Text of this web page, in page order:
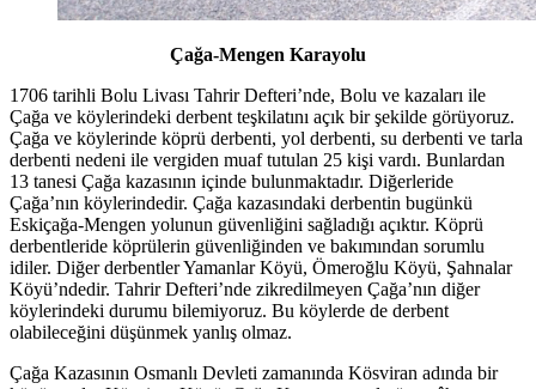
Çağa-Mengen Karayolu
1706 tarihli Bolu Livası Tahrir Defteri’nde, Bolu ve kazaları ile
Çağa ve köylerindeki derbent teşkilatını açık bir şekilde görüyoruz.
Çağa ve köylerinde köprü derbenti, yol derbenti, su derbenti ve tarla
derbenti nedeni ile vergiden muaf tutulan 25 kişi vardı. Bunlardan
13 tanesi Çağa kazasının içinde bulunmaktadır. Diğerleride
Çağa’nın köylerindedir. Çağa kazasındaki derbentin bugünkü
Eskiçağa-Mengen yolunun güvenliğini sağladığı açıktır. Köprü
derbentleride köprülerin güvenliğinden ve bakımından sorumlu
idiler. Diğer derbentler Yamanlar Köyü, Ömeroğlu Köyü, Şahnalar
Köyü’ndedir. Tahrir Defteri’nde zikredilmeyen Çağa’nın diğer
köylerindeki durumu bilemiyoruz. Bu köylerde de derbent
olabileceğini düşünmek yanlış olmaz.
Çağa Kazasının Osmanlı Devleti zamanında Kösviran adında bir